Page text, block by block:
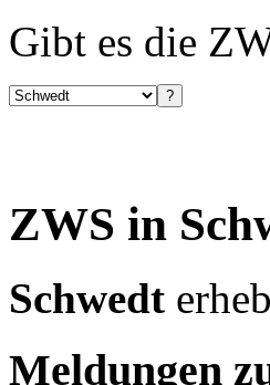
Gibt es die
ZWS in
Schwedt
Meldungen